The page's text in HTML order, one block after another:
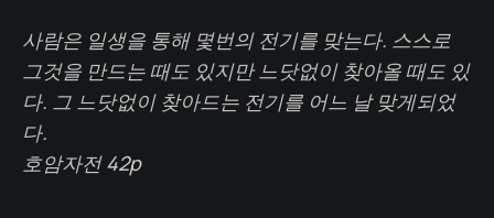
사람은 일생을 통해 몇번의 전기를 맞는다. 스스로
그것을 만드는 때도 있지만 느닷없이 찾아올 때도 있
다. 그 느닷없이 찾아드는 전기를 어느 날 맞게되었
다.
호암자전 42p